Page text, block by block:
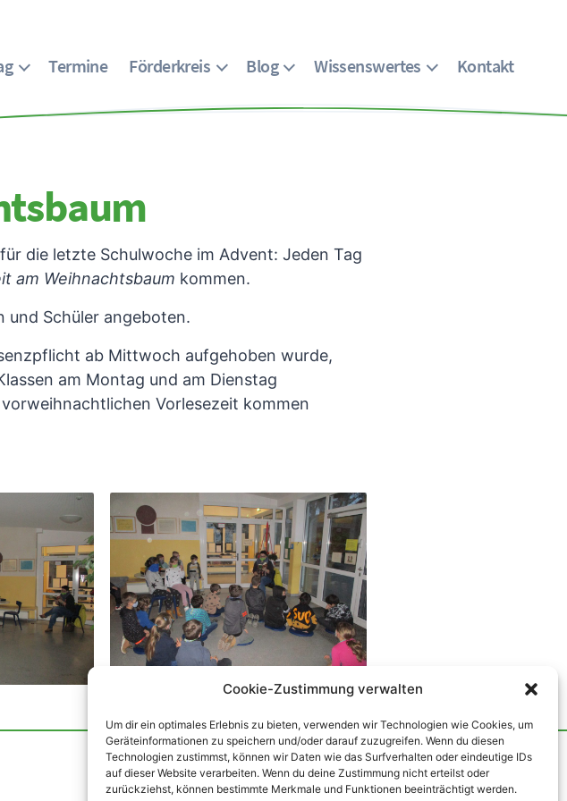
Cookie-Zustimmung verwalten
Um dir ein optimales Erlebnis zu bieten, verwenden wir Technologien wie Cookies, um
Geräteinformationen zu speichern und/oder darauf zuzugreifen. Wenn du diesen
Technologien zustimmst, können wir Daten wie das Surfverhalten oder eindeutige IDs
auf dieser Website verarbeiten. Wenn du deine Zustimmung nicht erteilst oder
zurückziehst, können bestimmte Merkmale und Funktionen beeinträchtigt werden.
Termine Förderkreis Blog Wissenswertes Kontakt
die letzte Schulwoche im Advent: Jeden Tag
am Weihnachtsbaum kommen.
und Schüler angeboten.
ab Mittwoch aufgehoben wurde,
am Montag und am Dienstag
Vorlesezeit kommen
Nach oben